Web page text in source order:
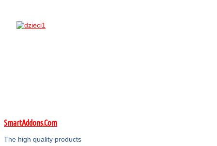
SmartAddons.Com
The high quality products